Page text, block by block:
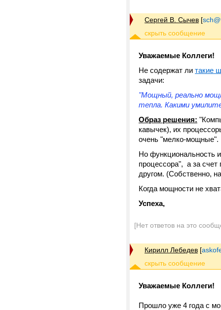
Сергей В. Сычев [
Уважаемые Коллеги!
Не содержат ли такие
задачи:
"Мощный, реально
тепла. Какими
Образ решения:
кавычек), их
очень "мелко-мощные".
Но функциональность
процессора", а за
другом. (Собственно,
Когда мощности не
Успеха,
[Нет ответов на это
Кирилл Лебедев [
Уважаемые Коллеги!
Прошло уже 4 года с